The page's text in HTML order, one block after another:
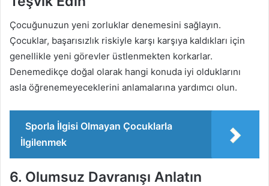
Çocuğunuzun yeni zorluklar denemesini sağlayın.
Çocuklar, başarısızlık riskiyle karşı karşıya kaldıkları için
genellikle yeni görevler üstlenmekten korkarlar.
Denemedikçe doğal olarak hangi konuda iyi olduklarını
asla öğrenemeyeceklerini anlamalarına yardımcı olun.
Sporla İlgisi Olmayan Çocuklarla
İlgilenmek
6. Olumsuz Davranışı Anlatın